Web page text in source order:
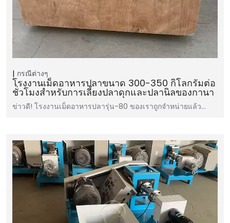
กรณีต่างๆ
โรงงานเม็ดอาหารปลาขนาด 300-350 กิโลกรัมต่อ
ชั่วโมงสำหรับการเลี้ยงปลาดุกและปลานิลของกานา
ข่าวดี! โรงงานเม็ดอาหารปลารุ่น-80 ของเราถูกจำหน่ายแล้ว...